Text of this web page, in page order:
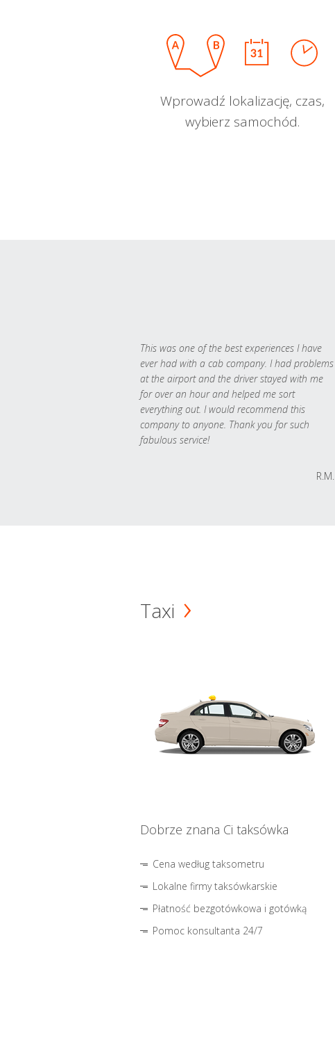
Wprowadź lokalizację, czas,
wybierz samochód.
This was one of the best experiences I have
ever had with a cab company. I had problems
at the airport and the driver stayed with me
for over an hour and helped me sort
everything out. I would recommend this
company to anyone. Thank you for such
fabulous service!
R.M.
Taxi
Dobrze znana Ci taksówka
Cena według taksometru
Lokalne firmy taksówkarskie
Płatność bezgotówkowa i gotówką
Pomoc konsultanta 24/7